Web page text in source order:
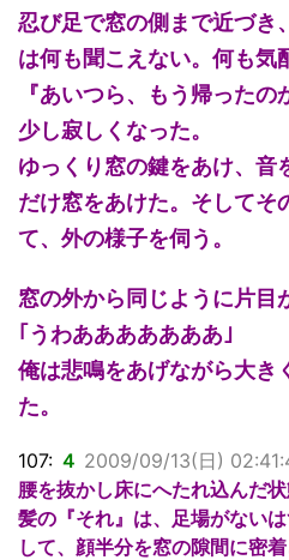
忍び足で窓の側まで近づき
は何も聞こえない。何も気
『あいつら、もう帰ったの
少し寂しくなった。
ゆっくり窓の鍵をあけ、音
だけ窓をあけた。そしてそ
て、外の様子を伺う。
窓の外から同じように片目
｢うわあああああああ｣
俺は悲鳴をあげながら大き
た。
107: ４ 2009/09/13(日)
腰を抜かし床にへたれ込んだ
髪の『それ』は、足場がない
して、顔半分を窓の隙間に密